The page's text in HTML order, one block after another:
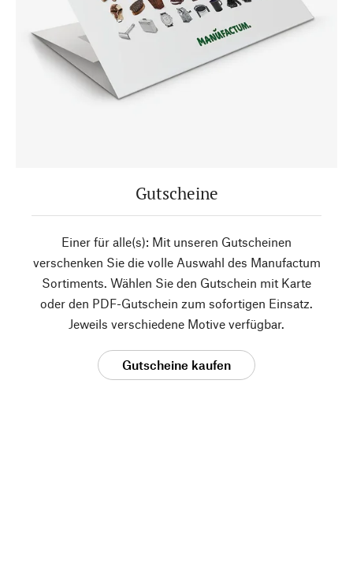
Gutscheine
Einer für alle(s): Mit unseren Gutscheinen
verschenken Sie die volle Auswahl des Manufactum
Sortiments. Wählen Sie den Gutschein mit Karte
oder den PDF-Gutschein zum sofortigen Einsatz.
Jeweils verschiedene Motive verfügbar.
Gutscheine kaufen